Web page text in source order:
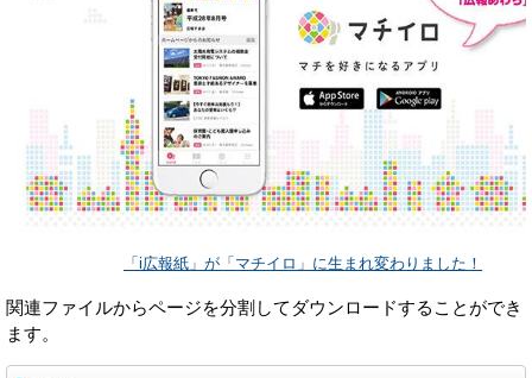
「i広報紙」が「マチイロ」に生まれ変わりました！
関連ファイルからページを分割してダウンロードすることができ
ます。